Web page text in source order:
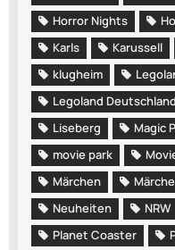
Horror Nights
Karls
Karussell
klugheim
Legoland Deutschland
Liseberg
Magic
movie park
Märchen
Neuheiten
NRW
Planet Coaster